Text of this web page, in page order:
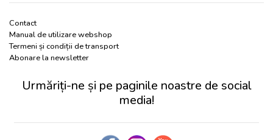
Contact
Manual de utilizare webshop
Termeni și condiții de transport
Abonare la newsletter
Urmăriți-ne și pe paginile noastre de social
media!